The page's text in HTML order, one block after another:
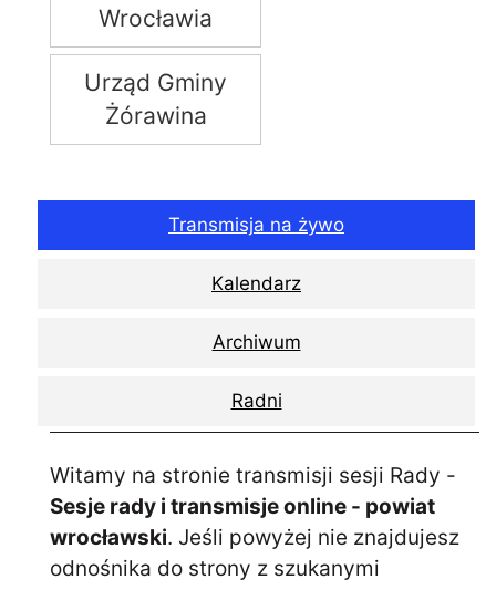
Wrocławia
Urząd Gminy
Żórawina
Transmisja na żywo
Kalendarz
Archiwum
Radni
Witamy na stronie transmisji sesji Rady -
Sesje rady i transmisje online - powiat
wrocławski. Jeśli powyżej nie znajdujesz
odnośnika do strony z szukanymi